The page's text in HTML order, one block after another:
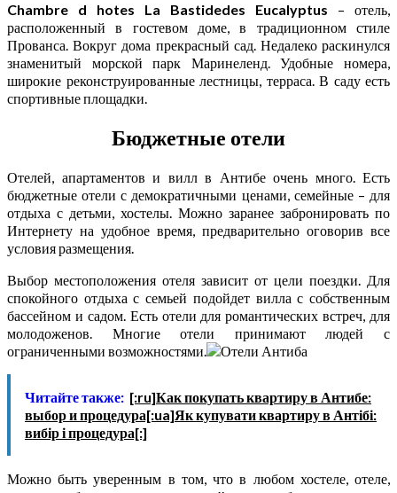
Chambre d hotes La Bastidedes Eucalyptus – отель,
расположенный в гостевом доме, в традиционном стиле
Прованса. Вокруг дома прекрасный сад. Недалеко раскинулся
знаменитый морской парк Маринеленд. Удобные номера,
широкие реконструированные лестницы, терраса. В саду есть
спортивные площадки.
Бюджетные отели
Отелей, апартаментов и вилл в Антибе очень много. Есть
бюджетные отели с демократичными ценами, семейные – для
отдыха с детьми, хостелы. Можно заранее забронировать по
Интернету на удобное время, предварительно оговорив все
условия размещения.
Выбор местоположения отеля зависит от цели поездки. Для
спокойного отдыха с семьей подойдет вилла с собственным
бассейном и садом. Есть отели для романтических встреч, для
молодоженов. Многие отели принимают людей с
ограниченными возможностями.
Читайте также: [:ru]Как покупать квартиру в Антибе:
выбор и процедура[:ua]Як купувати квартиру в Антібі:
вибір і процедура[:]
Можно быть уверенным в том, что в любом хостеле, отеле,